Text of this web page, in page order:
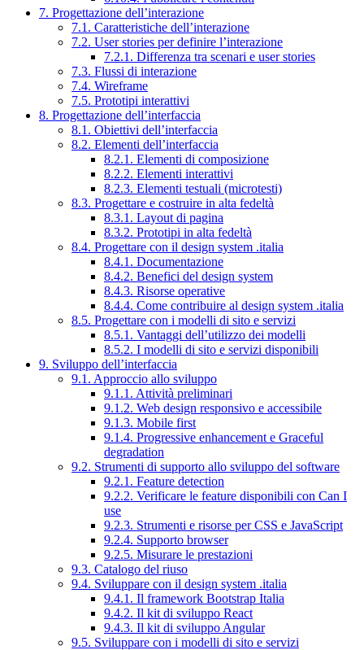
7. Progettazione dell’interazione
7.1. Caratteristiche dell’interazione
7.2. User stories per definire l’interazione
7.2.1. Differenza tra scenari e user stories
7.3. Flussi di interazione
7.4. Wireframe
7.5. Prototipi interattivi
8. Progettazione dell’interfaccia
8.1. Obiettivi dell’interfaccia
8.2. Elementi dell’interfaccia
8.2.1. Elementi di composizione
8.2.2. Elementi interattivi
8.2.3. Elementi testuali (microtesti)
8.3. Progettare e costruire in alta fedeltà
8.3.1. Layout di pagina
8.3.2. Prototipi in alta fedeltà
8.4. Progettare con il design system .italia
8.4.1. Documentazione
8.4.2. Benefici del design system
8.4.3. Risorse operative
8.4.4. Come contribuire al design system .italia
8.5. Progettare con i modelli di sito e servizi
8.5.1. Vantaggi dell’utilizzo dei modelli
8.5.2. I modelli di sito e servizi disponibili
9. Sviluppo dell’interfaccia
9.1. Approccio allo sviluppo
9.1.1. Attività preliminari
9.1.2. Web design responsivo e accessibile
9.1.3. Mobile first
9.1.4. Progressive enhancement e Graceful
degradation
9.2. Strumenti di supporto allo sviluppo del software
9.2.1. Feature detection
9.2.2. Verificare le feature disponibili con Can I
use
9.2.3. Strumenti e risorse per CSS e JavaScript
9.2.4. Supporto browser
9.2.5. Misurare le prestazioni
9.3. Catalogo del riuso
9.4. Sviluppare con il design system .italia
9.4.1. Il framework Bootstrap Italia
9.4.2. Il kit di sviluppo React
9.4.3. Il kit di sviluppo Angular
9.5. Sviluppare con i modelli di sito e servizi